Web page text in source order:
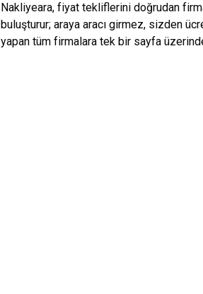
Nakliyeara, fiyat tekliflerini doğrudan
buluşturur; araya aracı girmez, sizden
yapan tüm firmalara tek bir sayfa